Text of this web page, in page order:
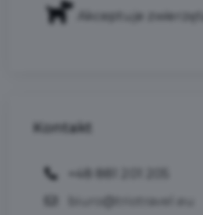
Akceptuje zwierzęta
Kontakt